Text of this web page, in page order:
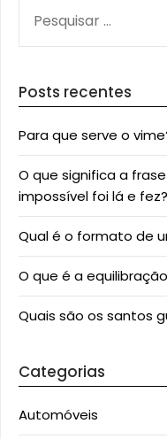
POR:
Posts recentes
Para que serve o
O que significa a
impossível foi lá e fez?
Qual é o formato de
O que é a
Quais são os santos
Categorias
Automóveis